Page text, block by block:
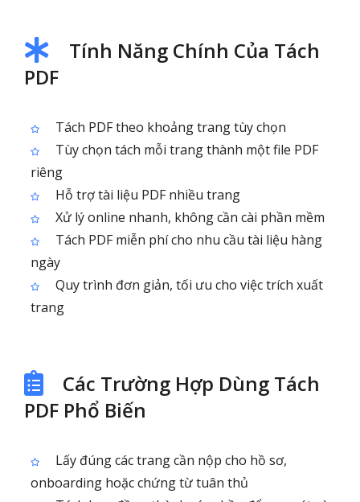
Tính Năng Chính Của Tách
PDF
Tách PDF theo khoảng trang tùy chọn
Tùy chọn tách mỗi trang thành một file PDF
riêng
Hỗ trợ tài liệu PDF nhiều trang
Xử lý online nhanh, không cần cài phần mềm
Tách PDF miễn phí cho nhu cầu tài liệu hàng
ngày
Quy trình đơn giản, tối ưu cho việc trích xuất
trang
Các Trường Hợp Dùng Tách
PDF Phổ Biến
Lấy đúng các trang cần nộp cho hồ sơ,
onboarding hoặc chứng từ tuân thủ